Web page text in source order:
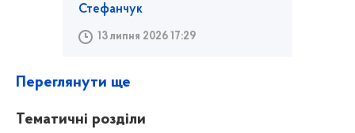
Стефанчук
13 липня 2026 17:29
Переглянути ще
Тематичні розділи